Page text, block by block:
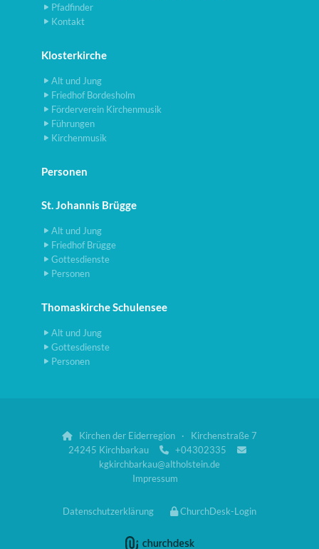
Pfadfinder
Kontakt
Klosterkirche
Alt und Jung
Friedhof Bordesholm
Förderverein Kirchenmusik
Führungen
Kirchenmusik
Personen
St. Johannis Brügge
Alt und Jung
Friedhof Brügge
Gottesdienste
Personen
Thomaskirche Schulensee
Alt und Jung
Gottesdienste
Personen

Kirchen der Eiderregion · Kirchenstraße 7
24245 Kirchbarkau
 +04302335 
kgkirchbarkau@altholstein.de
Impressum
Datenschutzerklärung ChurchDesk-Login